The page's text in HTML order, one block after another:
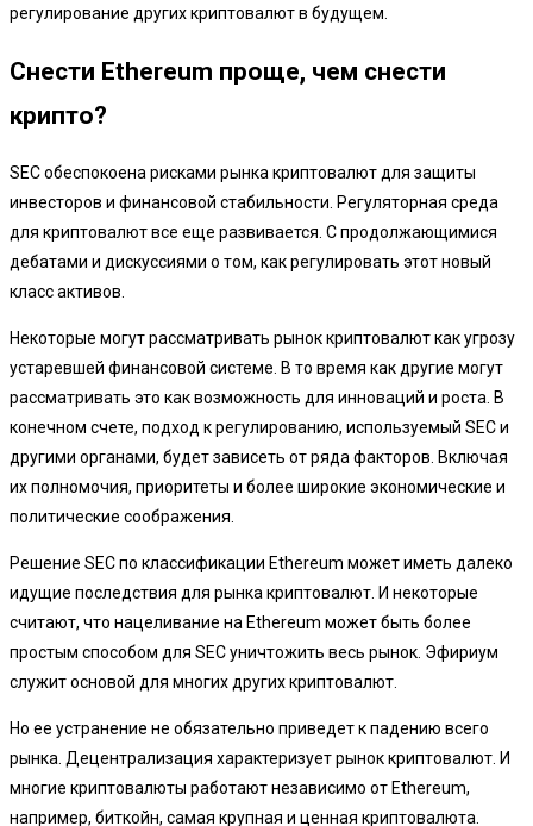
регулирование других криптовалют в будущем.
Снести Ethereum проще, чем снести
крипто?
SEC обеспокоена рисками рынка криптовалют для защиты
инвесторов и финансовой стабильности. Регуляторная среда
для криптовалют все еще развивается. С продолжающимися
дебатами и дискуссиями о том, как регулировать этот новый
класс активов.
Некоторые могут рассматривать рынок криптовалют как угрозу
устаревшей финансовой системе. В то время как другие могут
рассматривать это как возможность для инноваций и роста. В
конечном счете, подход к регулированию, используемый SEC и
другими органами, будет зависеть от ряда факторов. Включая
их полномочия, приоритеты и более широкие экономические и
политические соображения.
Решение SEC по классификации Ethereum может иметь далеко
идущие последствия для рынка криптовалют. И некоторые
считают, что нацеливание на Ethereum может быть более
простым способом для SEC уничтожить весь рынок. Эфириум
служит основой для многих других криптовалют.
Но ее устранение не обязательно приведет к падению всего
рынка. Децентрализация характеризует рынок криптовалют. И
многие криптовалюты работают независимо от Ethereum,
например, биткойн, самая крупная и ценная криптовалюта.